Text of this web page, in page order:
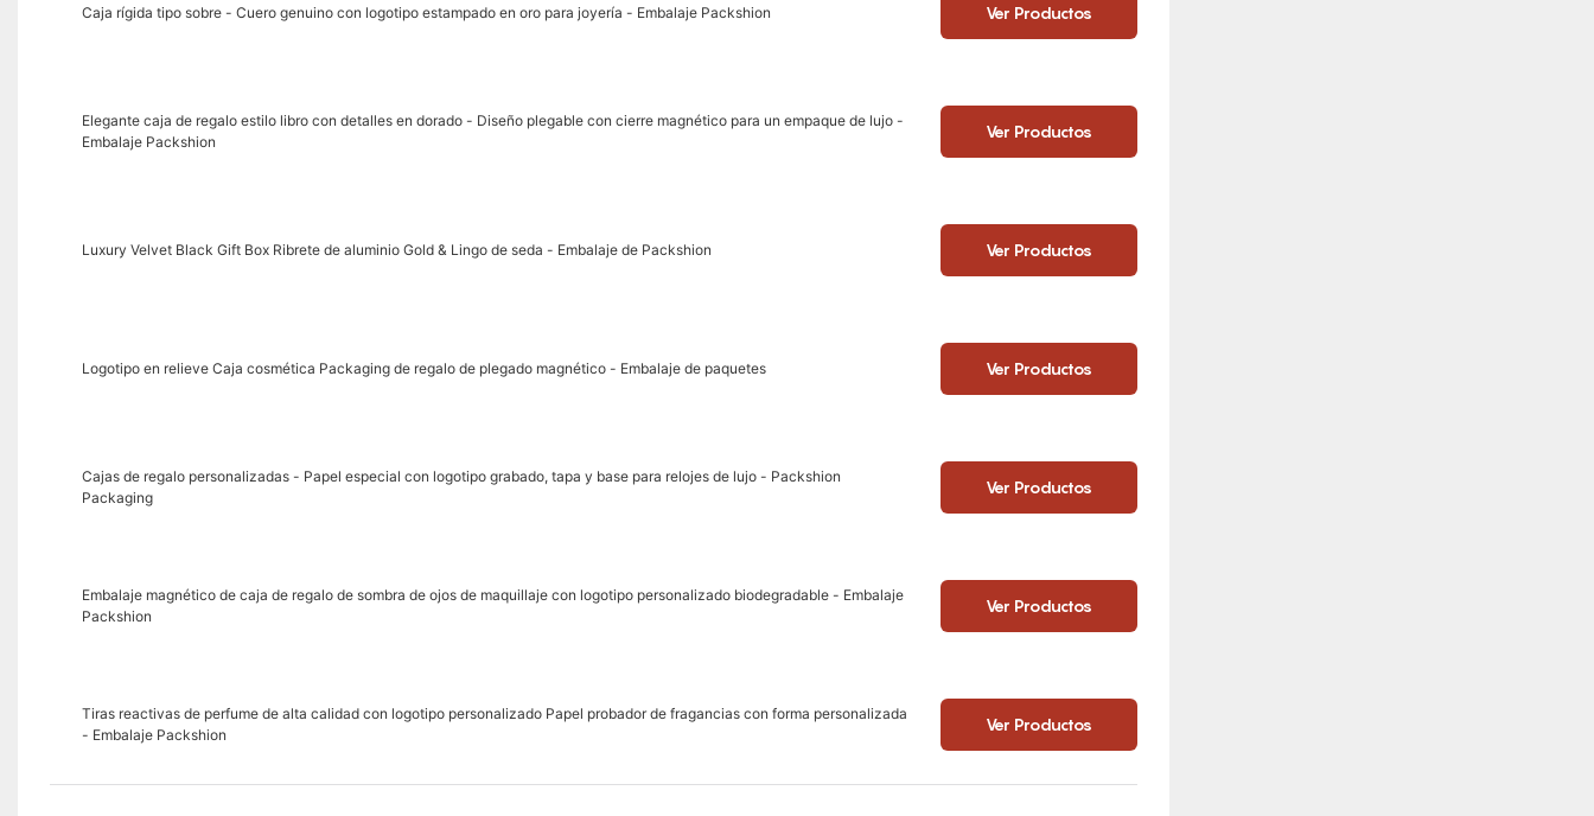
Caja rígida tipo sobre - Cuero genuino con logotipo estampado en oro para joyería - Embalaje Packshion Ver Productos
Elegante caja de regalo estilo libro con detalles en dorado - Diseño plegable con cierre magnético para un empaque de lujo -
Embalaje Packshion
Ver Productos
Luxury Velvet Black Gift Box Ribrete de aluminio Gold & Lingo de seda - Embalaje de Packshion Ver Productos
Logotipo en relieve Caja cosmética Packaging de regalo de plegado magnético - Embalaje de paquetes Ver Productos
Cajas de regalo personalizadas - Papel especial con logotipo grabado, tapa y base para relojes de lujo - Packshion
Packaging
Ver Productos
Embalaje magnético de caja de regalo de sombra de ojos de maquillaje con logotipo personalizado biodegradable - Embalaje
Packshion
Ver Productos
Tiras reactivas de perfume de alta calidad con logotipo personalizado Papel probador de fragancias con forma personalizada
- Embalaje Packshion
Ver Productos